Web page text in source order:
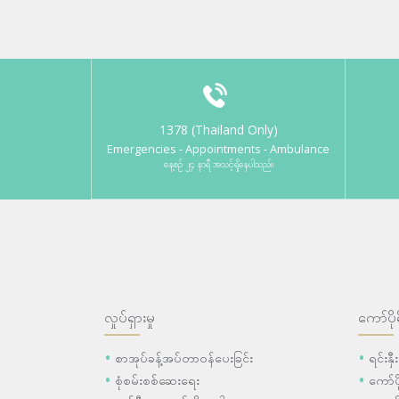
1378 (Thailand Only)
Emergencies - Appointments - Ambulance
နေ့စဉ် ၂၄ နာရီ အသင့်ရှိနေပါသည်။
လှုပ်ရှားမှု
စာအုပ်ခန့်အပ်တာဝန်ပေးခြင်း
စုံစမ်းစစ်ဆေးရေး
ကော်
ရင်း
ကေ